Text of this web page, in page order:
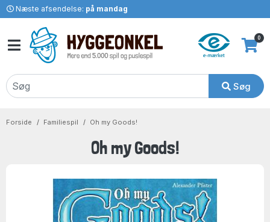
Næste afsendelse: på mandag
Søg
0
Forside Familiespil Oh my Goods!
Oh my Goods!